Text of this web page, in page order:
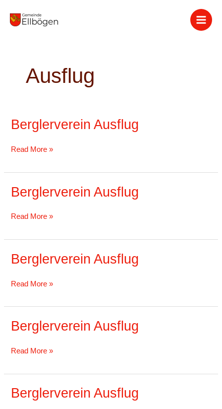
Inhalt
Ausflug
Berglerverein Ausflug
Berglerverein
Ausflug
Read More »
Berglerverein Ausflug
Berglerverein
Ausflug
Read More »
Berglerverein Ausflug
Berglerverein
Ausflug
Read More »
Berglerverein Ausflug
Berglerverein
Ausflug
Read More »
Berglerverein Ausflug
Berglerverein
Ausflug